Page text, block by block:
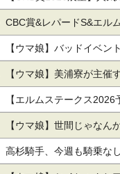
れには要警戒！中心はナ
補は昨年惜敗のクファシ
CBC賞&レパードS&エル
去データ分析】
【ウマ娘】バッドイベン
癖だけは許さん
【ウマ娘】美浦寮が主催
各ウマ娘が出しそうな催
【エルムステークス
い本命、穴馬候補を公開
【ウマ娘】世間じゃなん
い奴が流行ってるらしい
高杉騎手、今週も騎乗な